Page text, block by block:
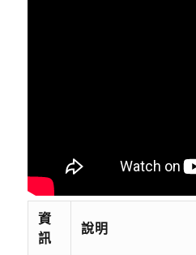
資
訊
說明